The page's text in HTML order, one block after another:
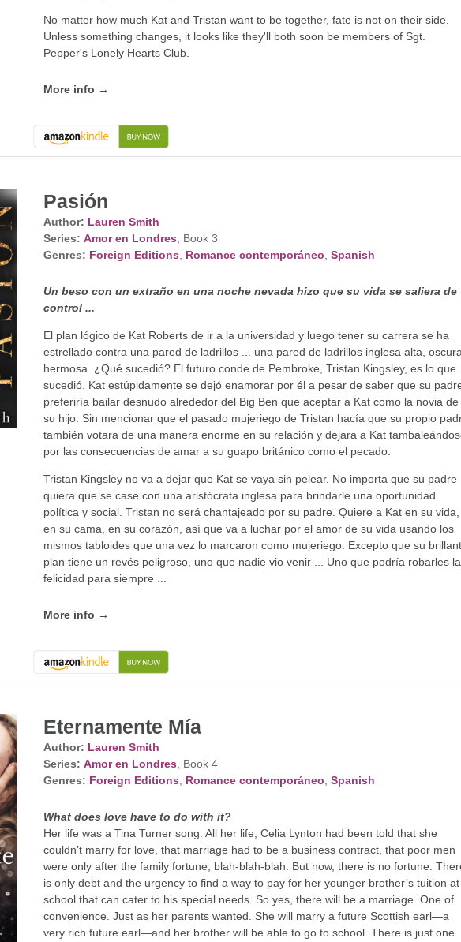
No matter how much Kat and Tristan want to be together, fate is not on their side.
Unless something changes, it looks like they'll both soon be members of Sgt.
Pepper's Lonely Hearts Club.
More info →
Pasión
Author: Lauren Smith
Series: Amor en Londres , Book 3
Genres: Foreign Editions Romance contemporáneo Spanish
Un beso con un extraño en una noche nevada hizo que su vida se saliera de
control ...
El plan lógico de Kat Roberts de ir a la universidad y luego tener su carrera se ha
estrellado contra una pared de ladrillos ... una pared de ladrillos inglesa alta,
hermosa. ¿Qué sucedió? El futuro conde de Pembroke, Tristan Kingsley, es lo que
sucedió. Kat estúpidamente se dejó enamorar por él a pesar de saber que su
preferiría bailar desnudo alrededor del Big Ben que aceptar a Kat como la novia de
su hijo. Sin mencionar que el pasado mujeriego de Tristan hacía que su propio
también votara de una manera enorme en su relación y dejara a Kat
por las consecuencias de amar a su guapo británico como el pecado.
Tristan Kingsley no va a dejar que Kat se vaya sin pelear. No importa que su padre
quiera que se case con una aristócrata inglesa para brindarle una oportunidad
política y social. Tristan no será chantajeado por su padre. Quiere a Kat en su vida,
en su cama, en su corazón, así que va a luchar por el amor de su vida usando los
mismos tabloides que una vez lo marcaron como mujeriego. Excepto que su
plan tiene un revés peligroso, uno que nadie vio venir ... Uno que podría robarles la
felicidad para siempre ...
More info →
Eternamente Mía
Author: Lauren Smith
Series: Amor en Londres , Book 4
Genres: Foreign Editions Romance contemporáneo Spanish
What does love have to do with it?
Her life was a Tina Turner song. All her life, Celia Lynton had been told that she
couldn’t marry for love, that marriage had to be a business contract, that poor men
were only after the family fortune, blah-blah-blah. But now, there is no fortune.
is only debt and the urgency to find a way to pay for her younger brother’s tuition
school that can cater to his special needs. So yes, there will be a marriage. One of
convenience. Just as her parents wanted. She will marry a future Scottish earl—a
very rich future earl—and her brother will be able to go to school. There is just one